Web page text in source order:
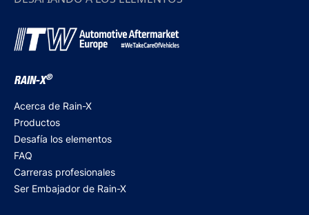
RAIN-X®
Acerca de Rain-X
Productos
Desafía los elementos
FAQ
Carreras profesionales
Ser Embajador de Rain-X